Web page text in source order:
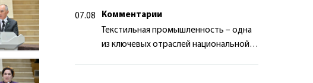
07.08
Комментарии
Текстильная промышленность – одна
из ключевых отраслей национальной